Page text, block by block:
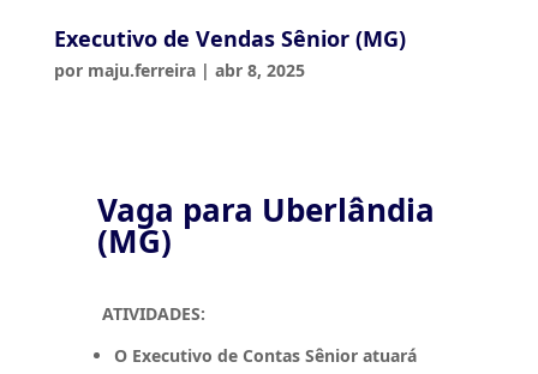
Executivo de Vendas Sênior (MG)
por maju.ferreira| abr 8, 2025
Vaga para Uberlândia
(MG)
ATIVIDADES:
O Executivo de Contas Sênior atuará